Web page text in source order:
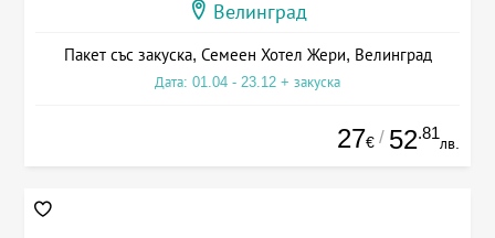
Велинград
Пакет със закуска, Семеен Хотел Жери, Велинград
Дата: 01.04 - 23.12 + закуска
27€ / 52.81
лв.